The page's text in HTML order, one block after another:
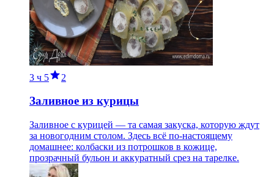
3 ч 5 2
Заливное из курицы
Заливное с курицей — та самая закуска, которую ждут
за новогодним столом. Здесь всё по-настоящему
домашнее: колбаски из потрошков в кожице,
прозрачный бульон и аккуратный срез на тарелке.